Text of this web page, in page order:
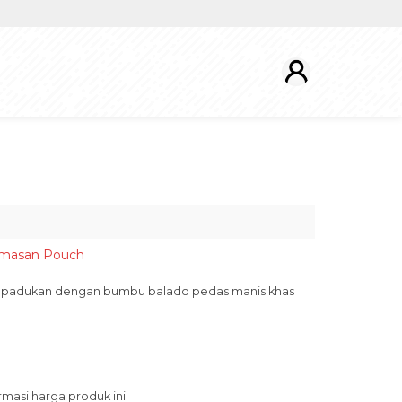
Pouch
dengan bumbu balado pedas manis khas
harga produk ini.